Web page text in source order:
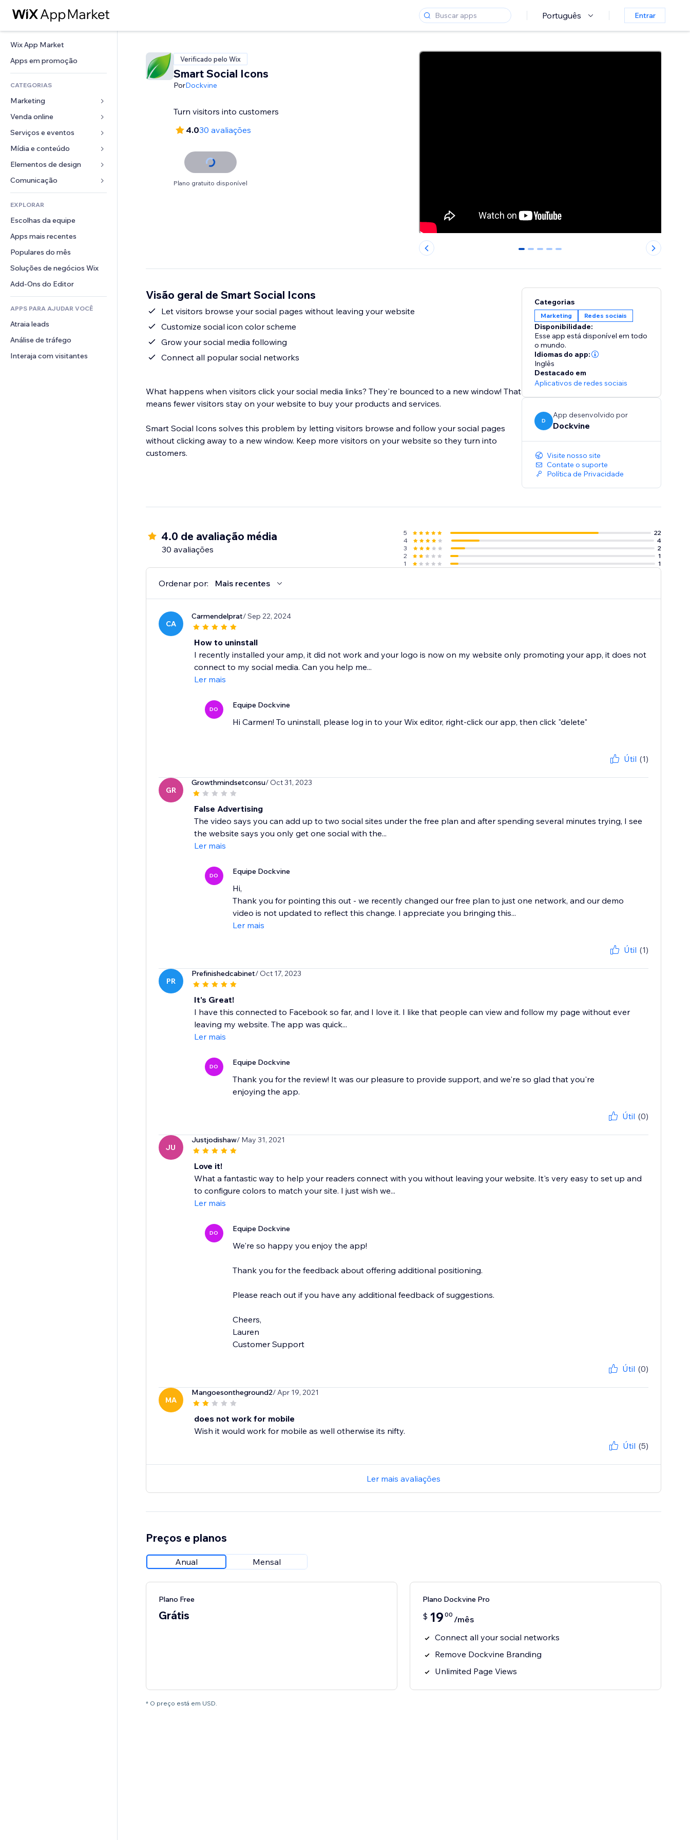
Português Entrar
Wix App Market
Apps em promoção
CATEGORIAS
Marketing
Anúncios
Mobile
Análises
Listas do site
Email
Venda online
Apps para lojas
Frete e entrega
Botões de venda
Contabilidade
Cupons e fidelidade
Soluções de armazenamento
Serviços e eventos
Hotéis
Eventos
Restaurantes
Imobiliária
Meus agendamentos
Mídia e conteúdo
Galeria
Músicas
Podcasts
Fotografia
Vídeo
PDF
Compartilhamento de arquivos
Notícias
Elementos de design
Mapas e navegação
Privacidade e segurança
Relógio
Templates de página
Efeitos de imagem
Botões e menus
Banners e selos
Calculadoras
Busca
Previsão do tempo
Tabelas e gráficos
Formulários
Enquetes
Chat
Comentários
Telefone
Comunidade
Avaliações e depoimentos
CRM
EXPLORAR
Escolhas da equipe
Apps mais recentes
Populares do mês
Soluções de negócios Wix
Add-Ons do Editor
APPS PARA AJUDAR VOCÊ
Atraia leads
Análise de tráfego
Interaja com visitantes
Verificado pelo Wix
Smart Social Icons
PorDockvine
Turn visitors into customers
4.030 avaliações
Plano gratuito disponível
0 1 2 3 4
Visão geral de Smart Social Icons
Let visitors browse your social pages without leaving your website
Customize social icon color scheme
Grow your social media following
Connect all popular social networks
What happens when visitors click your social media links? They're bounced to a new window! That
means fewer visitors stay on your website to buy your products and services.
Smart Social Icons solves this problem by letting visitors browse and follow your social pages
without clicking away to a new window. Keep more visitors on your website so they turn into
customers.
Categorias
Marketing Redes sociais
Disponibilidade:
Esse app está disponível em todo
o mundo.
Idiomas do app:
Inglês
Destacado em
Aplicativos de redes sociais
D
App desenvolvido por
Dockvine
Visite nosso site
Contate o suporte
Política de Privacidade
4.0 de avaliação média
30 avaliações
5
22
4
4
3
2
2
1
1
1
Ordenar por: Mais recentes
CA
Carmendelprat/ Sep 22, 2024
How to uninstall
I recently installed your amp, it did not work and your logo is now on my website only promoting your app, it does not
connect to my social media. Can you help me...
Ler mais
DO Equipe Dockvine
Hi Carmen! To uninstall, please log in to your Wix editor, right-click our app, then click "delete"
Útil (1)
GR
Growthmindsetconsu/ Oct 31, 2023
False Advertising
The video says you can add up to two social sites under the free plan and after spending several minutes trying, I see
the website says you only get one social with the...
Ler mais
DO Equipe Dockvine
Hi,
Thank you for pointing this out - we recently changed our free plan to just one network, and our demo
video is not updated to reflect this change. I appreciate you bringing this...
Ler mais
Útil (1)
PR
Prefinishedcabinet/ Oct 17, 2023
It's Great!
I have this connected to Facebook so far, and I love it. I like that people can view and follow my page without ever
leaving my website. The app was quick...
Ler mais
DO Equipe Dockvine
Thank you for the review! It was our pleasure to provide support, and we're so glad that you're
enjoying the app.
Útil (0)
JU
Justjodishaw/ May 31, 2021
Love it!
What a fantastic way to help your readers connect with you without leaving your website. It's very easy to set up and
to configure colors to match your site. I just wish we...
Ler mais
DO Equipe Dockvine
We're so happy you enjoy the app!
Thank you for the feedback about offering additional positioning.
Please reach out if you have any additional feedback of suggestions.
Cheers,
Lauren
Customer Support
Útil (0)
MA
Mangoesontheground2/ Apr 19, 2021
does not work for mobile
Wish it would work for mobile as well otherwise its nifty.
Útil (5)
Ler mais avaliações
Preços e planos
Anual Mensal
Plano Free
Grátis
Plano Dockvine Pro
$ 19 00 /mês
Connect all your social networks
Remove Dockvine Branding
Unlimited Page Views
* O preço está em USD.